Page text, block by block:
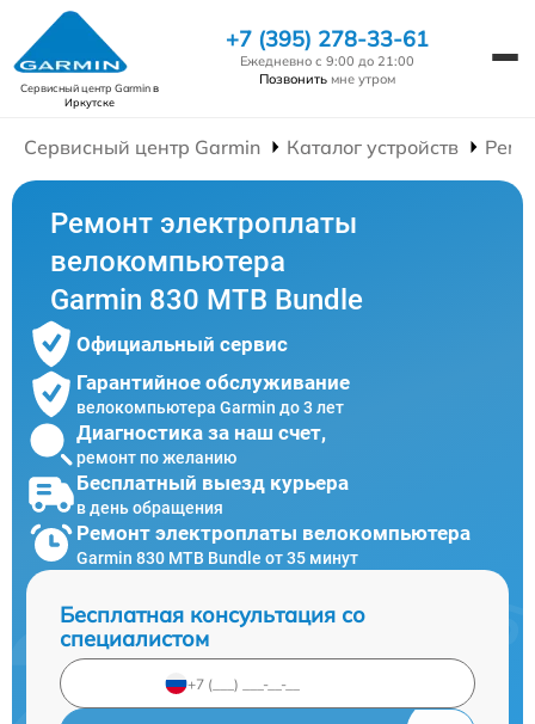
Сервисный центр Garminв
Иркутске
+7 (395) 278-33-61
Ежедневно с 9:00 до 21:00
Позвонить мне утром
Сервисный центр Garmin Каталог устройств
Ремонт электроплаты
велокомпьютера
Garmin 830 MTB Bundle
Официальный сервис
Гарантийное обслуживание
велокомпьютера Garmin до 3 лет
Диагностика за наш счет,
ремонт по желанию
Бесплатный выезд курьера
в день обращения
Ремонт электроплаты велокомпьютера
Garmin 830 MTB Bundle от 35 минут
Бесплатная консультация со
специалистом